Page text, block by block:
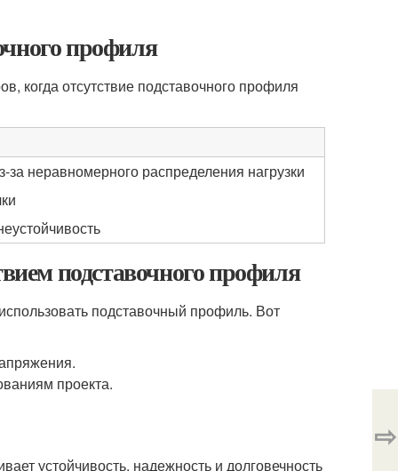
профиля
когда отсутствие подставочного профиля
неравномерного распределения нагрузки
подставочного профиля
подставочный профиль. Вот
проекта.
устойчивость, надежность и долговечность
⇨